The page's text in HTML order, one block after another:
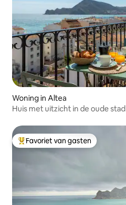
Woning in Altea
Huis met uitzicht in de oude stad
Topfavoriet van gasten
Favoriet van gasten